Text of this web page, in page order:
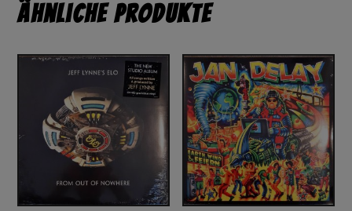
Ähnliche Produkte